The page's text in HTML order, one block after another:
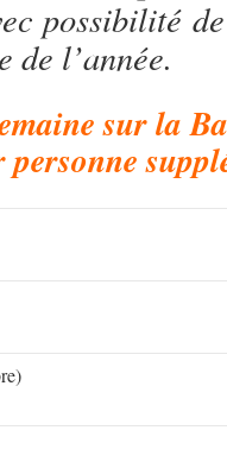
possibilité
de l’année.
sur la
personne